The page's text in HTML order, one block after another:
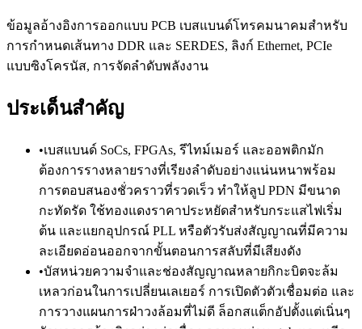
ข้อมูลอ้างอิงการออกแบบ PCB เบสแบนด์โทรคมนาคมสำหรับ
การกำหนดเส้นทาง DDR และ SERDES, ลิงก์ Ethernet, PCIe
แบบซิงโครนัส, การจัดลำดับพลังงาน
ประเด็นสำคัญ
•เบสแบนด์ SoCs, FPGAs, รีไทม์เมอร์ และออพติกมัก
ต้องการรางหลายรางที่เรียงลำดับอย่างแน่นหนาพร้อม
การตอบสนองชั่วคราวที่รวดเร็ว ทำให้ลูป PDN มีขนาด
กะทัดรัด ใช้ทองแดงราคาประหยัดสำหรับกระแสไฟเริ่ม
ต้น และแยกอุปกรณ์ PLL หรือตัวรับส่งสัญญาณที่มีความ
ละเอียดอ่อนออกจากขั้นตอนการสลับที่มีเสียงดัง
•บัสหน่วยความจำและช่องสัญญาณหลายกิกะบิตจะล้ม
เหลวก่อนในการเปลี่ยนเลเยอร์ การเปิดตัวตัวเชื่อมต่อ และ
การวางแผนการฝ่าวงล้อมที่ไม่ดี ล็อกสแต็กอัปตั้งแต่เนิ่นๆ